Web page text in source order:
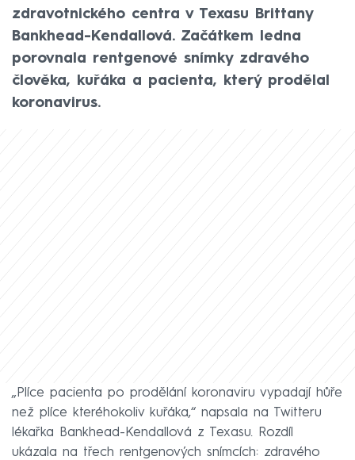
zdravotnického centra v Texasu Brittany
Bankhead-Kendallová. Začátkem ledna
porovnala rentgenové snímky zdravého
člověka, kuřáka a pacienta, který prodělal
koronavirus.
„Plíce pacienta po prodělání koronaviru vypadají hůře
než plíce kteréhokoliv kuřáka,“ napsala na Twitteru
lékařka Bankhead-Kendallová z Texasu. Rozdíl
ukázala na třech rentgenových snímcích: zdravého